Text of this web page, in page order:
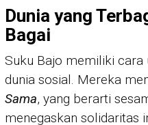
Dunia yang
Bagai
Suku Bajo memiliki cara
dunia sosial. Mereka
Sama, yang berarti
menegaskan solidaritas